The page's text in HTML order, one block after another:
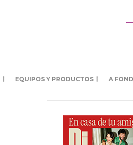
EQUIPOS Y PRODUCTOS A